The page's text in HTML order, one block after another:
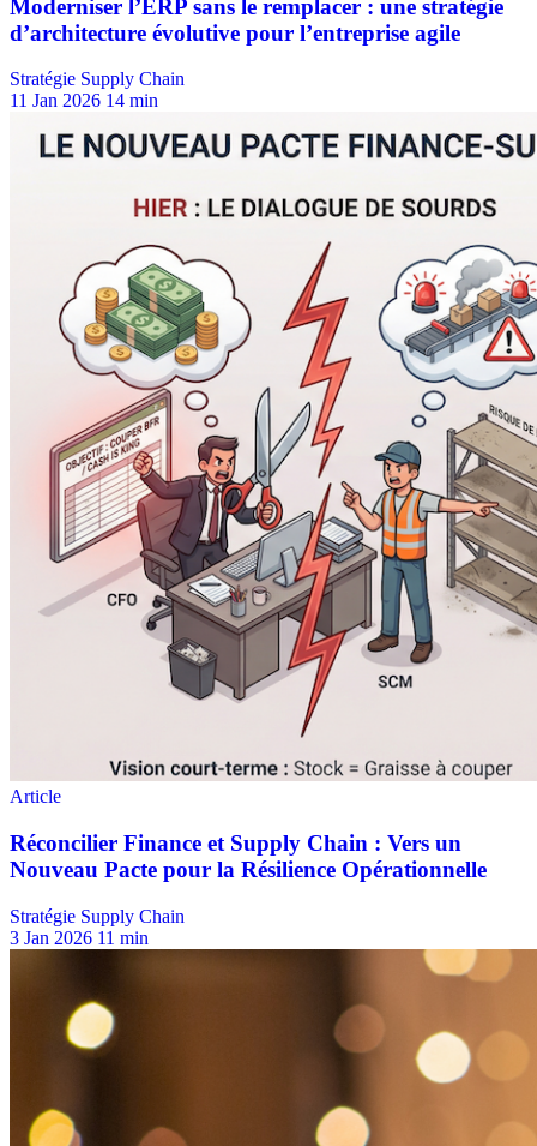
Stratégie Supply Chain
11 Jan 2026 14 min
Stratégie Supply Chain
3 Jan 2026 11 min